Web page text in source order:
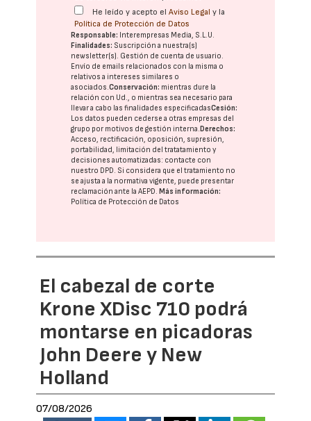
He leído y acepto elAviso Legal y la
Política de Protección de Datos
Responsable: Interempresas Media, S.L.U.
Finalidades: Suscripción a nuestra(s)
newsletter(s). Gestión de cuenta de usuario.
Envío de emails relacionados con la misma o
relativos a intereses similares o
asociados.Conservación: mientras dure la
relación con Ud., o mientras sea necesario para
llevar a cabo las finalidades especificadasCesión:
Los datos pueden cederse a otras empresas del
grupo por motivos de gestión interna.Derechos:
Acceso, rectificación, oposición, supresión,
portabilidad, limitación del tratatamiento y
decisiones automatizadas: contacte con
nuestro DPD. Si considera que el tratamiento no
se ajusta a la normativa vigente, puede presentar
reclamación ante laAEPD.Más información:
Política de Protección de Datos
El cabezal de corte
Krone XDisc 710 podrá
montarse en picadoras
John Deere y New
Holland
07/08/2026